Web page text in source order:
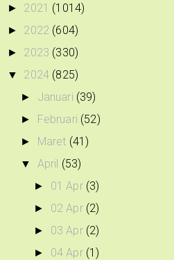
► 2021 (1014)
► 2022 (604)
► 2023 (330)
▼ 2024 (825)
► Januari (39)
► Februari (52)
► Maret (41)
▼ April (53)
► 01 Apr (3)
► 02 Apr (2)
► 03 Apr (2)
► 04 Apr (1)